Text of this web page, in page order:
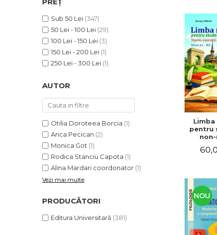
ADMINISTRATIVE
ȘTIINȚE ECONOMICE
ȘTIINȚE EXACTE
EDUCAȚIE FIZICĂ ȘI SPORT
PREUNIVERSITARIA
TIMP LIBER
PACHETE DE STUDIU
PROMOȚIILE LUNII
ULTIMELE EXEMPLARE
Cum Cumpăr
Politica de Retur
Formular de Retur
Distribuitori
Sub 50 Lei (347)
50 Lei - 100 Lei (29)
100 Lei - 150 Lei (3)
150 Lei - 200 Lei (1)
250 Lei - 300 Lei (1)
AUTOR
Otilia Doroteea Borcia (1)
Anca Pecican (2)
Monica Got (1)
Rodica Stanciu Capota (1)
Alina Mardari coordonator (1)
Vezi mai multe
PRODUCĂTORI
Editura Universitară (381)
Limba
pentru
Teorie,
teste.
NOU